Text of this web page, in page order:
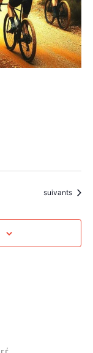
Évènements
suivants